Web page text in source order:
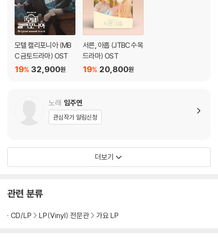
Executive Producer 박권일, 배영경 / Producer 박권일, 배영경
Recorded by 박권일, 배영경, 장수진 @푸른꿈 스튜디오 / Mixed by
박권일 @푸른꿈 스튜디오 Mastered by 도정회, 박준 @Sound Max
Album photo & handwriting by 배영경
Art works by 양원빈 / Album print design by 김에스터
Music video by 김수림 / Management: 푸른꿈과 별
d and Released by BluedreamnStar.
Distributed by MUSICVERSE. All Rights Reserved. Unauthorize
d Duplication is the Violation of Applicable Laws. Vinyl Manufa
LP 구매시 참고 사항 안내드립니다.
1) 제작/배송 과정에 따라 경미한 재킷 주름, 모서리 눌림, 갈라짐이 발생
있습니다.
모텔 캘리포니아 (MB
C 금토드라마) OST
32,900원
19%
서른, 아홉 (JTBC 수목
드라마) OST
20,800원
19%
노래 임주연
관심작가 알림신청
더보기
관련 분류
CD/LP LP(Vinyl) 전문관 가요 LP